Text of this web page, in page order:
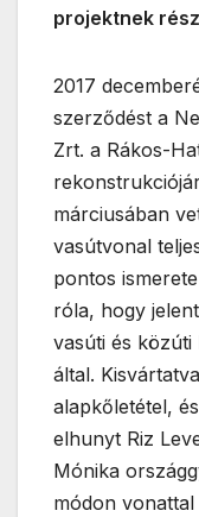
projektnek
2017
szerződést a
Zrt. a Rákos-
márciusában
vasútvonal
pontos
róla, hogy
vasúti és közúti
által.
alapkőletétel,
elhunyt Riz
Mónika
módon